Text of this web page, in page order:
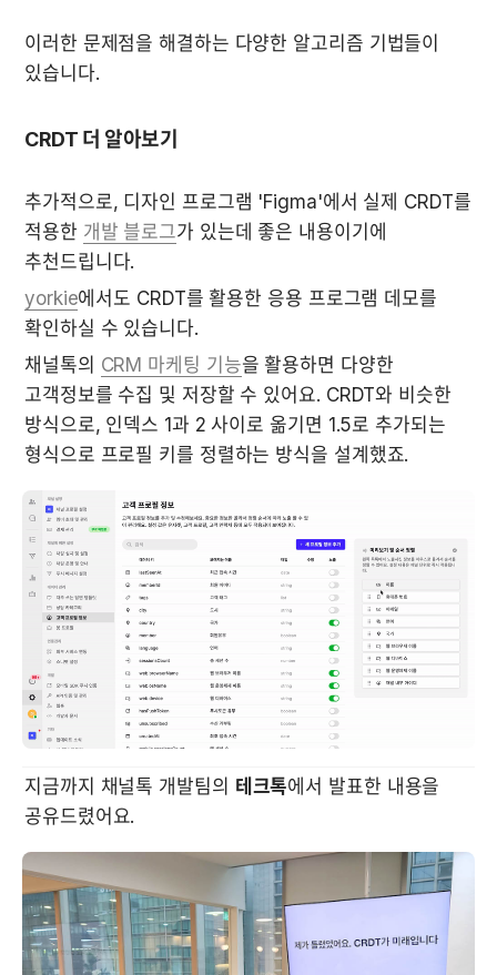
이러한 문제점을 해결하는 다양한 알고리즘 기법들이
있습니다.
CRDT 더 알아보기
추가적으로, 디자인 프로그램 'Figma'에서 실제 CRDT를
적용한 개발 블로그가 있는데 좋은 내용이기에
추천드립니다.
yorkie에서도 CRDT를 활용한 응용 프로그램 데모를
확인하실 수 있습니다.
채널톡의 CRM 마케팅 기능을 활용하면 다양한
고객정보를 수집 및 저장할 수 있어요. CRDT와 비슷한
방식으로, 인덱스 1과 2 사이로 옮기면 1.5로 추가되는
형식으로 프로필 키를 정렬하는 방식을 설계했죠.
지금까지 채널톡 개발팀의 테크톡에서 발표한 내용을
공유드렸어요.